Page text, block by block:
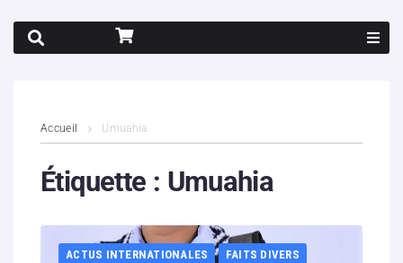
Contenus litigieux
Boutique
Accueil Umuahia
Étiquette : Umuahia
ACTUS INTERNATIONALES
FAITS DIVERS